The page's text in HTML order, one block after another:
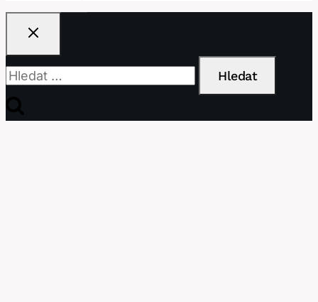
Vyhledávání